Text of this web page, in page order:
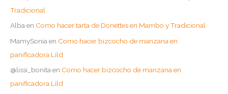
Tradicional
Alba en Como hacer tarta de Donettes en Mambo y Tradicional
MamySonia en Como hacer bizcocho de manzana en
panificadora Lild
@lissi_bonita en Como hacer bizcocho de manzana en
panificadora Lild